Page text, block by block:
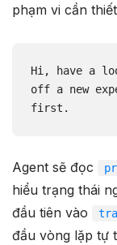
phạm vi cần
Hi, have a
off a new
first.
Agent sẽ đọc
hiểu trạng thái
đầu tiên vào
đầu vòng lặp tự